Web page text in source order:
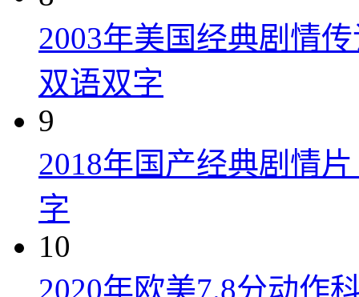
2003年美国经典剧情
双语双字
9
2018年国产经典剧情
字
10
2020年欧美7.8分动作